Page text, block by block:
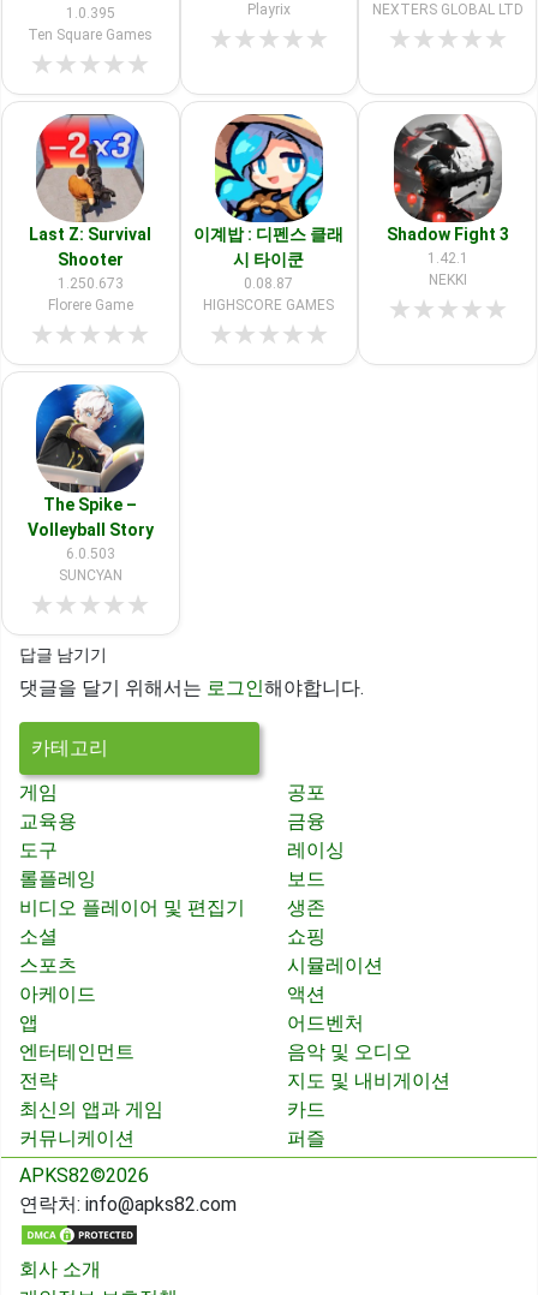
1.0.395
Ten Square Games
★★★★★
Playrix
★★★★★
NEXTERS GLOBAL LTD
★★★★★
Last Z: Survival
Shooter
1.250.673
Florere Game
★★★★★
이계밥 : 디펜스 클래
시 타이쿤
0.08.87
HIGHSCORE GAMES
★★★★★
Shadow Fight 3
1.42.1
NEKKI
★★★★★
The Spike –
Volleyball Story
6.0.503
SUNCYAN
★★★★★
답글 남기기
댓글을 달기 위해서는 로그인해야합니다.
카테고리
게임
공포
교육용
금융
도구
레이싱
롤플레잉
보드
비디오 플레이어 및 편집기
생존
소셜
쇼핑
스포츠
시뮬레이션
아케이드
액션
앱
어드벤처
엔터테인먼트
음악 및 오디오
전략
지도 및 내비게이션
최신의 앱과 게임
카드
커뮤니케이션
퍼즐
APKS82©2026
연락처: info@apks82.com
회사 소개